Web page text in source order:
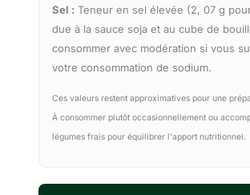
Sel : Teneur en sel élevée (2, 07 g
due à la sauce soja et au cube de
consommer avec modération si vous
votre consommation de sodium.
Ces valeurs restent approximatives pour une
À consommer plutôt occasionnellement ou
légumes frais pour équilibrer l'apport nutritionnel.